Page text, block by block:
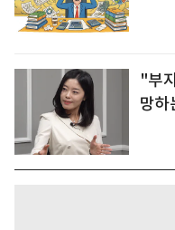
"부
망하